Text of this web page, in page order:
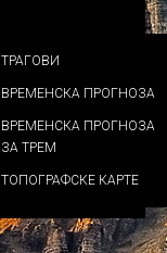
ТРАГОВИ
ВРЕМЕНСКА ПРОГНОЗА
ВРЕМЕНСКА ПРОГНОЗА
ЗА ТРЕМ
ТОПОГРАФСКЕ КАРТЕ